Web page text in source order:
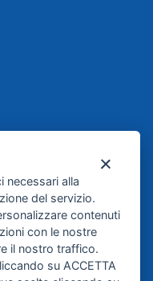
necessari alla
del servizio.
contenuti
con le nostre
il nostro traffico.
su ACCETTA